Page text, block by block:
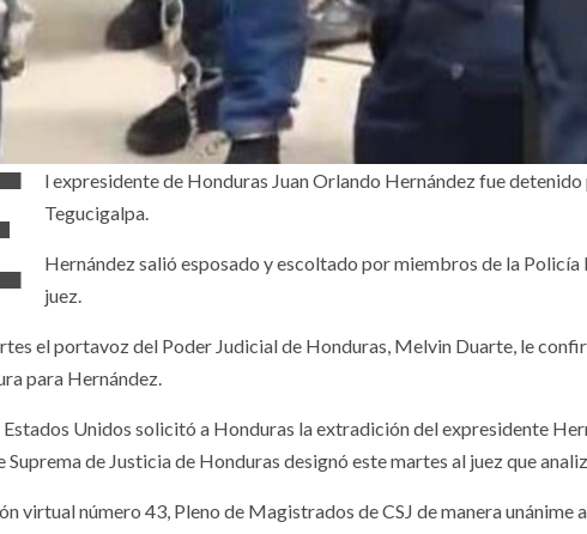
l expresidente de Honduras Juan Orlando Hernández fue
Tegucigalpa.
Hernández salió esposado y escoltado por miembros de la
juez.
el portavoz del Poder Judicial de Honduras, Melvin Duarte, le
para Hernández.
Estados Unidos solicitó a Honduras la extradición del expresidente
Suprema de Justicia de Honduras designó este martes al juez que
virtual número 43, Pleno de Magistrados de CSJ de manera